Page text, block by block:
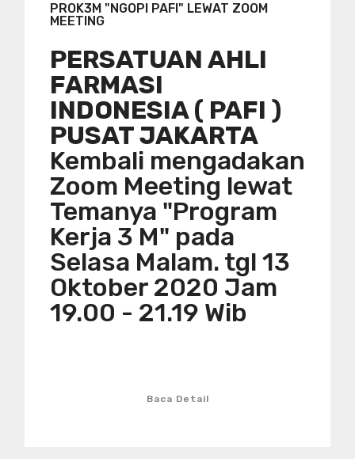
PROK3M "NGOPI PAFI" LEWAT ZOOM
MEETING
PERSATUAN AHLI
FARMASI
INDONESIA ( PAFI )
PUSAT JAKARTA
Kembali mengadakan
Zoom Meeting lewat
Temanya "Program
Kerja 3 M" pada
Selasa Malam. tgl 13
Oktober 2020 Jam
19.00 - 21.19 Wib
Baca Detail